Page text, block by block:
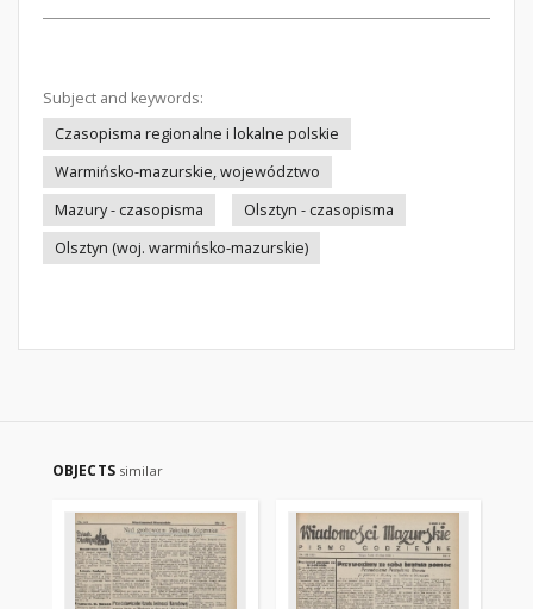
Subject and keywords:
Czasopisma regionalne i lokalne polskie
Warmińsko-mazurskie, województwo
Mazury - czasopisma
Olsztyn - czasopisma
Olsztyn (woj. warmińsko-mazurskie)
OBJECTS similar